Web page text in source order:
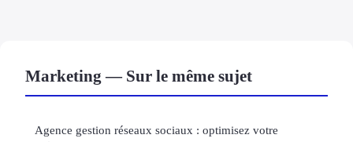
Marketing — Sur le même sujet
Agence gestion réseaux sociaux : optimisez votre